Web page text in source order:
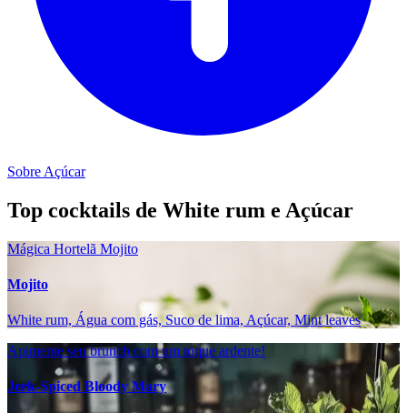
Sobre Açúcar
Top cocktails de White rum e Açúcar
Mágica Hortelã Mojito
Mojito
White rum, Água com gás, Suco de lima, Açúcar, Mint leaves
Apimente seu brunch com um toque ardente!
Jerk-Spiced Bloody Mary